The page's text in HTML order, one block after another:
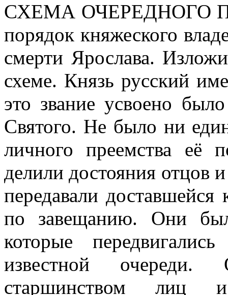
СХЕМА ОЧЕРЕДНОГО
порядок княжеского
смерти Ярослава.
схеме. Князь русский
это звание усвоено
Святого. Не было ни
личного преемства её
делили достояния отцов
передавали
по завещанию. Они
которые
известной очереди.
старшинством лиц и